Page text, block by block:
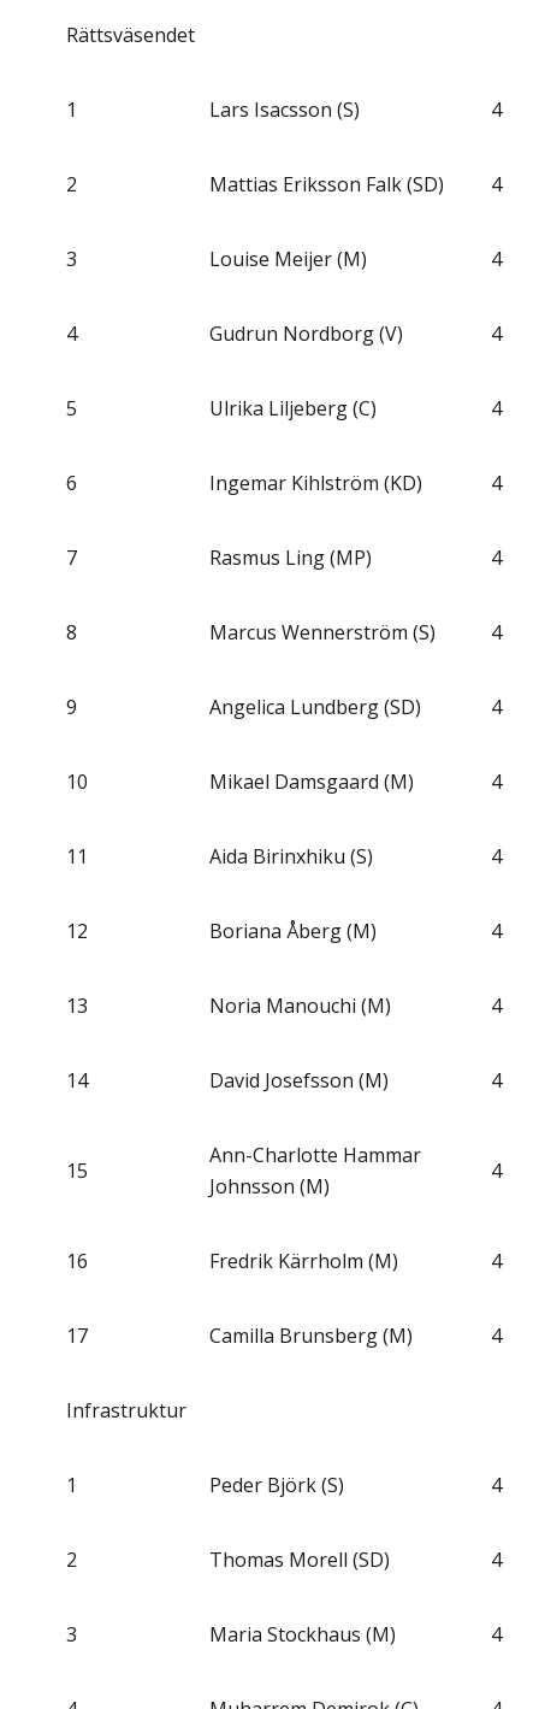
Rättsväsendet
1 Lars Isacsson (S) 4
2 Mattias Eriksson Falk (SD) 4
3 Louise Meijer (M) 4
4 Gudrun Nordborg (V) 4
5 Ulrika Liljeberg (C) 4
6 Ingemar Kihlström (KD) 4
7 Rasmus Ling (MP) 4
8 Marcus Wennerström (S) 4
9 Angelica Lundberg (SD) 4
10 Mikael Damsgaard (M) 4
11 Aida Birinxhiku (S) 4
12 Boriana Åberg (M) 4
13 Noria Manouchi (M) 4
14 David Josefsson (M) 4
15
Ann-Charlotte Hammar
Johnsson (M)
4
16 Fredrik Kärrholm (M) 4
17 Camilla Brunsberg (M) 4
Infrastruktur
1 Peder Björk (S) 4
2 Thomas Morell (SD) 4
3 Maria Stockhaus (M) 4